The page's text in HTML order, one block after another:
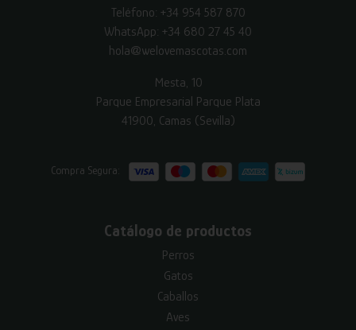
Teléfono: +34 954 587 870
WhatsApp: +34 680 27 45 40
hola@welovemascotas.com
Mesta, 10
Parque Empresarial Parque Plata
41900, Camas (Sevilla)
Compra Segura:
Catálogo de productos
Perros
Gatos
Caballos
Aves